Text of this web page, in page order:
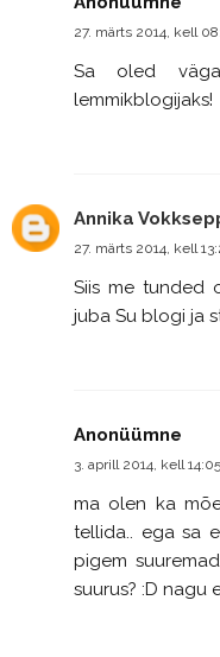
27. märts 2014, kell
Sa oled väga
lemmikblogijaks!
Annika
27. märts 2014, kell
Siis me tunded
juba Su blogi ja
Anonüümne
3. aprill 2014, kell 14:05
ma olen ka
tellida.. ega sa
pigem
suurus? :D nagu